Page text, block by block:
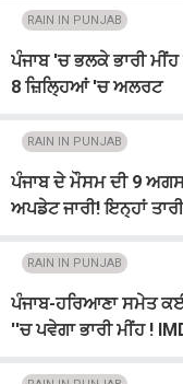
RAIN IN PUNJAB
ਪੰਜਾਬ 'ਚ ਭਲਕੇ ਭਾਰੀ ਮੀਂਹ
8 ਜ਼ਿਲ੍ਹਿਆਂ 'ਚ ਅਲਰਟ
RAIN IN PUNJAB
ਪੰਜਾਬ ਦੇ ਮੌਸਮ ਦੀ 9
ਅਪਡੇਟ ਜਾਰੀ! ਇਨ੍ਹਾਂ
RAIN IN PUNJAB
ਪੰਜਾਬ-ਹਰਿਆਣਾ ਸਮੇਤ
''ਚ ਪਵੇਗਾ ਭਾਰੀ ਮੀਂਹ !